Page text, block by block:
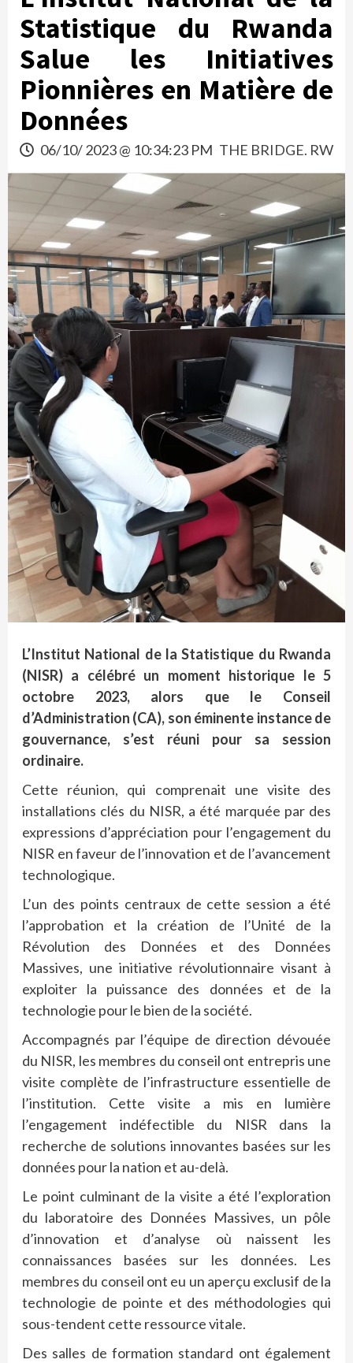
Statistique du Rwanda
Salue les Initiatives
Pionnières en Matière de
Données
06/10/ 2023 @ 10:34:23 PM THE BRIDGE. RW
L’Institut National de la Statistique du Rwanda
(NISR) a célébré un moment historique le 5
octobre 2023, alors que le Conseil
d’Administration (CA), son éminente instance de
gouvernance, s’est réuni pour sa session
ordinaire.
Cette réunion, qui comprenait une visite des
installations clés du NISR, a été marquée par des
expressions d’appréciation pour l’engagement du
NISR en faveur de l’innovation et de l’avancement
technologique.
L’un des points centraux de cette session a été
l’approbation et la création de l’Unité de la
Révolution des Données et des Données
Massives, une initiative révolutionnaire visant à
exploiter la puissance des données et de la
technologie pour le bien de la société.
Accompagnés par l’équipe de direction dévouée
du NISR, les membres du conseil ont entrepris une
visite complète de l’infrastructure essentielle de
l’institution. Cette visite a mis en lumière
l’engagement indéfectible du NISR dans la
recherche de solutions innovantes basées sur les
données pour la nation et au-delà.
Le point culminant de la visite a été l’exploration
du laboratoire des Données Massives, un pôle
d’innovation et d’analyse où naissent les
connaissances basées sur les données. Les
membres du conseil ont eu un aperçu exclusif de la
technologie de pointe et des méthodologies qui
sous-tendent cette ressource vitale.
Des salles de formation standard ont également